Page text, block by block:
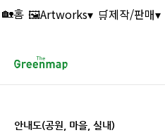
🏡홈 🖼️Artworks▾ 🛒제작/판매▾
안내도(공원, 마을, 실내)